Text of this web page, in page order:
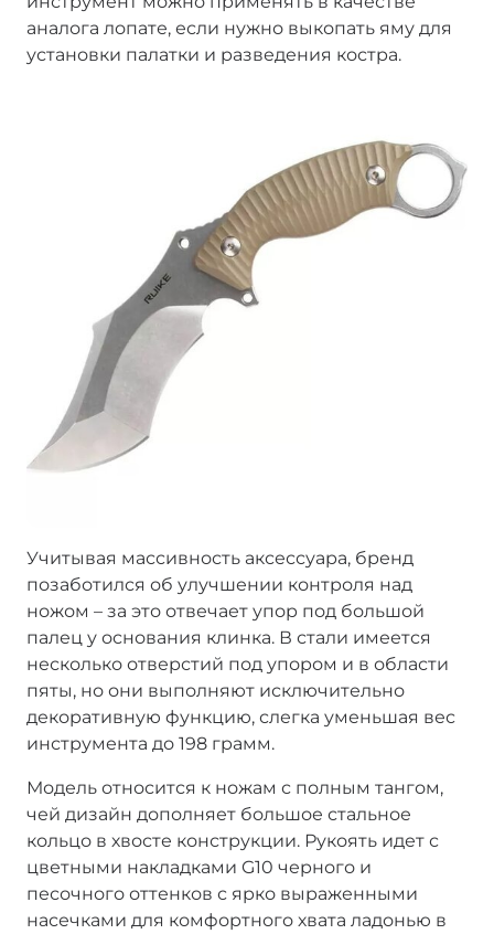
аналога лопате, если нужно выкопать яму для
установки палатки и разведения костра.
Учитывая массивность аксессуара, бренд
позаботился об улучшении контроля над
ножом – за это отвечает упор под большой
палец у основания клинка. В стали имеется
несколько отверстий под упором и в области
пяты, но они выполняют исключительно
декоративную функцию, слегка уменьшая вес
инструмента до 198 грамм.
Модель относится к ножам с полным тангом,
чей дизайн дополняет большое стальное
кольцо в хвосте конструкции. Рукоять идет с
цветными накладками G10 черного и
песочного оттенков с ярко выраженными
насечками для комфортного хвата ладонью в